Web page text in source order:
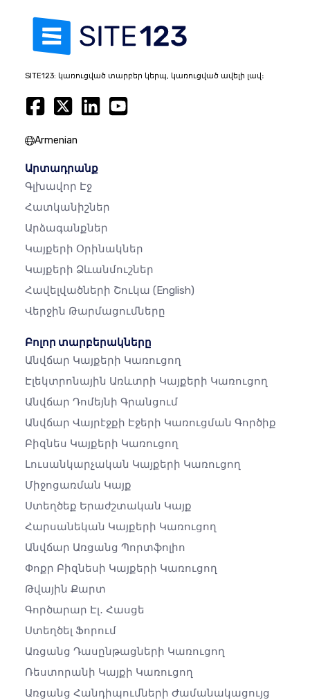
SITE123: կառուցված տարբեր կերպ, կառուցված ավելի լավ։
Armenian
Արտադրանք
Գլխավոր Էջ
Հատկանիշներ
Արձագանքներ
Կայքերի Օրինակներ
Կայքերի Ձևանմուշներ
Հավելվածների Շուկա (English)
Վերջին Թարմացումները
Բոլոր տարբերակները
Անվճար Կայքերի Կառուցող
Էլեկտրոնային Առևտրի Կայքերի Կառուցող
Անվճար Դոմեյնի Գրանցում
Անվճար Վայրէջքի Էջերի Կառուցման Գործիք
Բիզնես Կայքերի Կառուցող
Լուսանկարչական Կայքերի Կառուցող
Միջոցառման Կայք
Ստեղծեք Երաժշտական ​​կայք
Հարսանեկան Կայքերի Կառուցող
Անվճար Առցանց Պորտֆոլիո
Փոքր Բիզնեսի Կայքերի Կառուցող
Թվային Քարտ
Գործարար Էլ․ Հասցե
Ստեղծել Ֆորում
Առցանց Դասընթացների Կառուցող
Ռեստորանի Կայքի Կառուցող
Առցանց Հանդիպումների Ժամանակացույց